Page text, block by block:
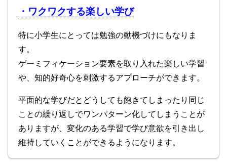
・ワクワクする楽しい学び
特に小学生にとっては勉強の動機づけにもなりま
す。
ゲーミフィケーション要素を取り入れた楽しい学習
や、知的好奇心を刺激するアプローチができます。
平面的な学びだとどうしても飽きてしまったり同じ
ことの繰り返しでワンパターン化してしまうことが
ありますが、変化のある学習で学び意欲を引き出し
維持していくことができるようになります。